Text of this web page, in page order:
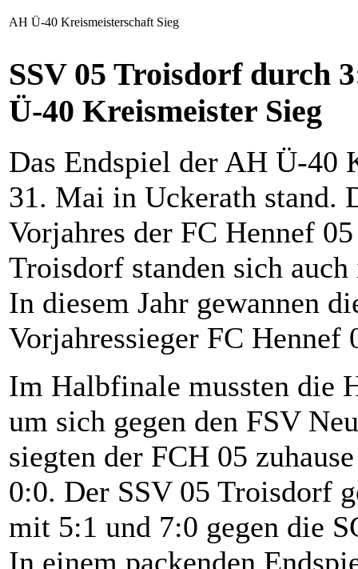
AH Ü-40 Kreismeisterschaft Sieg
SSV 05 Troisdorf durch
Ü-40 Kreismeister Sieg
Das Endspiel der AH Ü-40
31. Mai in Uckerath stand.
Vorjahres der FC Hennef
Troisdorf standen sich
In diesem Jahr gewannen
Vorjahressieger FC Hennef
Im Halbfinale mussten die
um sich gegen den FSV
siegten der FCH 05
0:0. Der SSV 05 Troisdorf
mit 5:1 und 7:0 gegen die
In einem packenden